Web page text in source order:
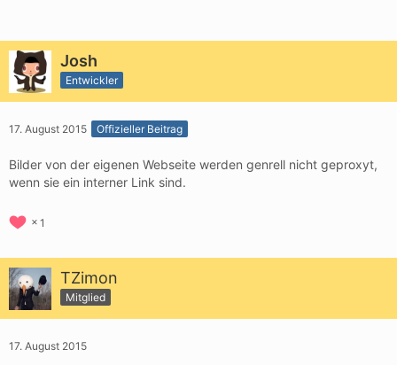
Josh
Entwickler
17. August 2015 Offizieller Beitrag
Bilder von der eigenen Webseite werden genrell nicht geproxyt,
wenn sie ein interner Link sind.
1
TZimon
Mitglied
17. August 2015